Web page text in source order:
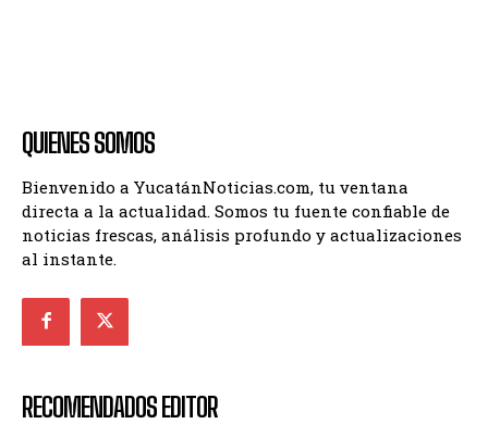
QUIENES SOMOS
Bienvenido a YucatánNoticias.com, tu ventana
directa a la actualidad. Somos tu fuente confiable de
noticias frescas, análisis profundo y actualizaciones
al instante.
RECOMENDADOS EDITOR